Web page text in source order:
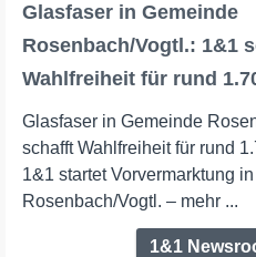
Glasfaser in Gemeinde
Rosenbach/Vogtl.: 1&1
Wahlfreiheit für rund
Glasfaser in Gemeinde
schafft Wahlfreiheit für rund
1&1 startet Vorvermarktung
Rosenbach/Vogtl. – mehr ...
1&1